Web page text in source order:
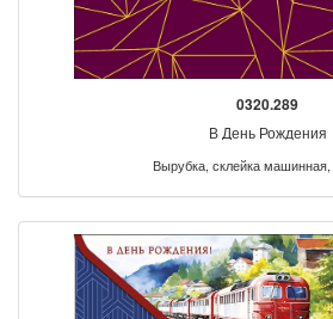
0320.289
В День Рождения
Вырубка, склейка